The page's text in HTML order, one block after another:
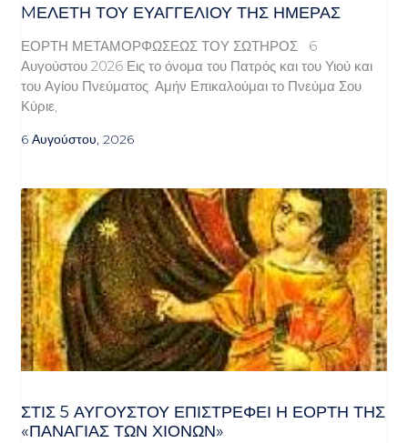
MΕΛΈΤΗ ΤΟΥ ΕΥΑΓΓΕΛΊΟΥ ΤΗΣ ΗΜΈΡΑΣ
ΕΟΡΤΗ ΜΕΤΑΜΟΡΦΩΣΕΩΣ ΤΟΥ ΣΩΤΗΡΟΣ 6
Αυγούστου 2026 Εις το όνομα του Πατρός και του Υιού και
του Αγίου Πνεύματος. Αμήν Επικαλούμαι το Πνεύμα Σου
Κύριε,
6 Αυγούστου, 2026
ΣΤΙΣ 5 ΑΥΓΟΎΣΤΟΥ ΕΠΙΣΤΡΈΦΕΙ Η ΕΟΡΤΉ ΤΗΣ
«ΠΑΝΑΓΊΑΣ ΤΩΝ ΧΙΌΝΩΝ»